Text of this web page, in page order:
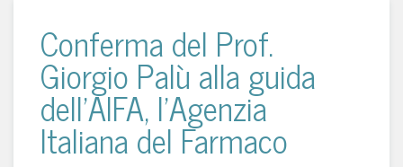
Conferma del Prof.
Giorgio Palù alla guida
dell’AIFA, l’Agenzia
Italiana del Farmaco